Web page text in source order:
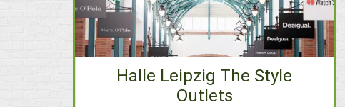
Halle Leipzig The Style
Outlets